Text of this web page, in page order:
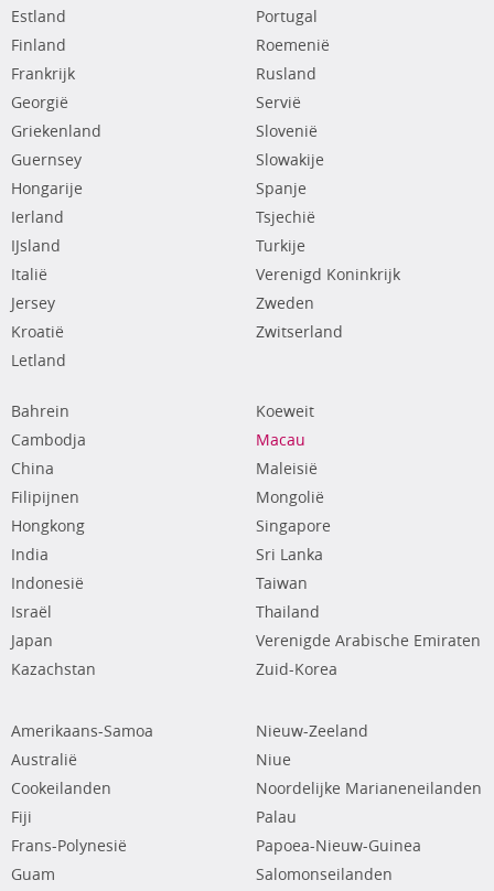
Estland
Finland
Frankrijk
Georgië
Griekenland
Guernsey
Hongarije
Ierland
IJsland
Italië
Jersey
Kroatië
Letland
Portugal
Roemenië
Rusland
Servië
Slovenië
Slowakije
Spanje
Tsjechië
Turkije
Verenigd Koninkrijk
Zweden
Zwitserland
Bahrein
Cambodja
China
Filipijnen
Hongkong
India
Indonesië
Israël
Japan
Kazachstan
Koeweit
Macau
Maleisië
Mongolië
Singapore
Sri Lanka
Taiwan
Thailand
Verenigde Arabische Emiraten
Zuid-Korea
Amerikaans-Samoa
Australië
Cookeilanden
Fiji
Frans-Polynesië
Guam
Nieuw-Zeeland
Niue
Noordelijke Marianeneilanden
Palau
Papoea-Nieuw-Guinea
Salomonseilanden